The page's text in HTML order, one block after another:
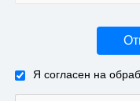
Я согласен на